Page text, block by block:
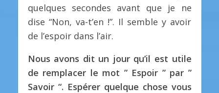
quelques secondes avant que je ne
dise “Non, va-t’en !”. Il semble y avoir
de l’espoir dans l’air.
Nous avons dit un jour qu’il est utile
de remplacer le mot ” Espoir ” par ”
Savoir “. Espérer quelque chose vous